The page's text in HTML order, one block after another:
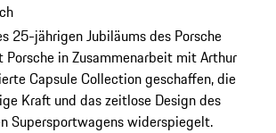
25-jährigen Jubiläums des Porsche
Porsche in Zusammenarbeit mit Arthur
Capsule Collection geschaffen, die
Kraft und das zeitlose Design des
Supersportwagens widerspiegelt.